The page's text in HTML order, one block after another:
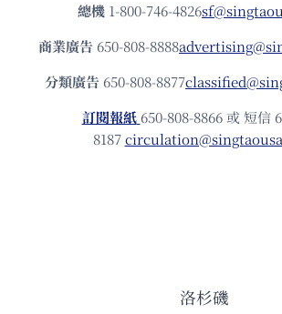
總機 1-800-746-4826
商業廣告 650-808-8888
分類廣告 650-808-8877
訂閱報紙 650-808-8866 或 短信
8187
洛杉磯